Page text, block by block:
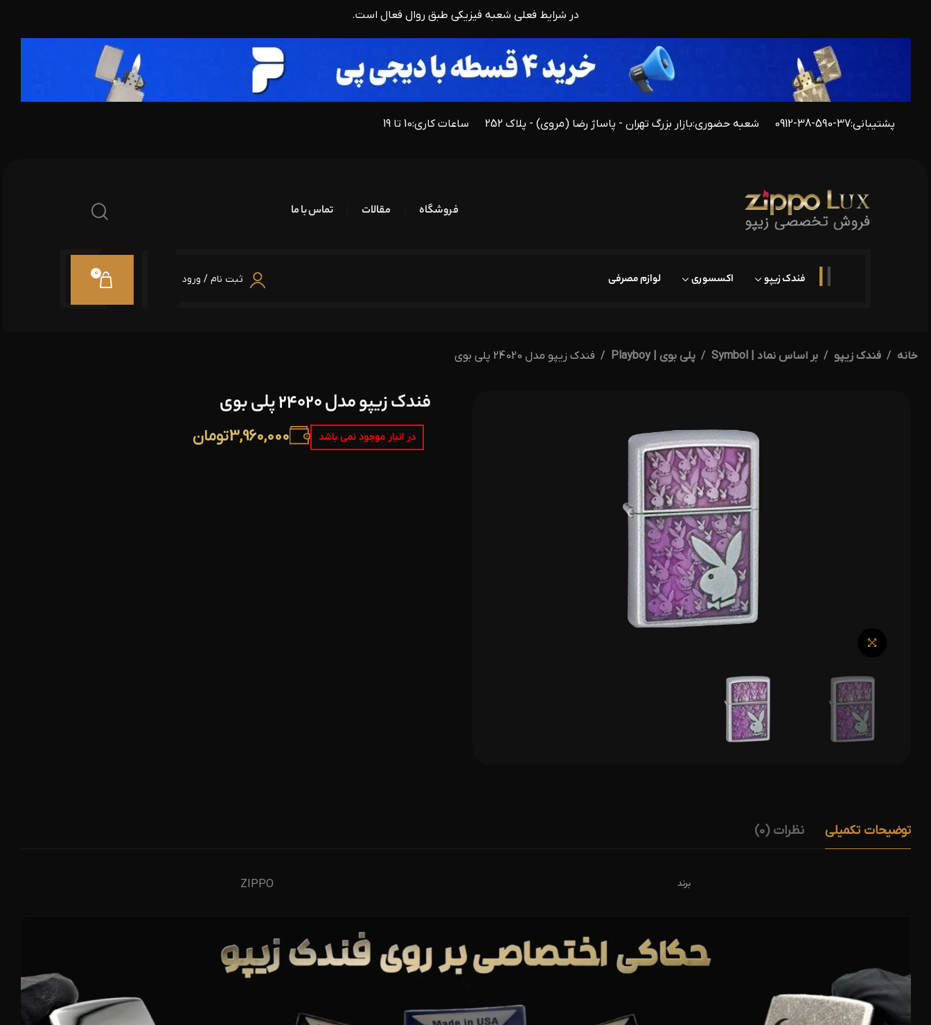
در شرایط فعلی شعبه فیزیکی طبق روال فعال است.
پشتیبانی:0912-38-590-37 شعبه حضوری:بازار بزرگ تهران - پاساژ رضا (مروی) - پلاک 252 ساعات کاری:10 تا 19
فروشگاه مقالات تماس با ما
فندک زیپو اکسسوری لوازم مصرفی ثبت نام / ورود
0
خانه فندک زیپو بر اساس نماد | Symbol پلی بوی | Playboy فندک زیپو مدل 24020 پلی بوی
فندک زیپو مدل 24020 پلی بوی
در انبار موجود نمی باشد 3,960,000تومان
توضیحات تکمیلی نظرات (0)
برند ZIPPO